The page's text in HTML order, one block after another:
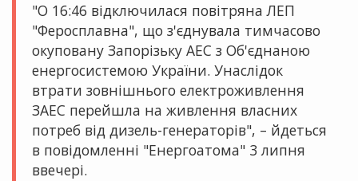
"О 16:46 відключилася повітряна ЛЕП
"Феросплавна", що з'єднувала тимчасово
окуповану Запорізьку АЕС з Об'єднаною
енергосистемою України. Унаслідок
втрати зовнішнього електроживлення
ЗАЕС перейшла на живлення власних
потреб від дизель-генераторів", – йдеться
в повідомленні "Енергоатома" 3 липня
ввечері.